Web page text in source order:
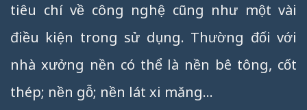
tiêu chí về công nghệ cũng như một vài
điều kiện trong sử dụng. Thường đối với
nhà xưởng nền có thể là nền bê tông, cốt
thép; nền gỗ; nền lát xi măng…